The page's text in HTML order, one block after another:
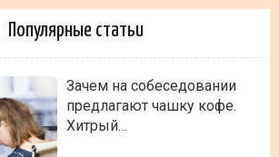
Популярные статьи
Зачем на собеседовании
предлагают чашку кофе.
Хитрый…